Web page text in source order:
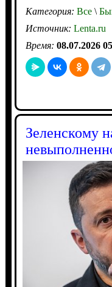
Категория: Все\
Источник: Lenta.ru
Время: 08.07.2026
Зеленскому